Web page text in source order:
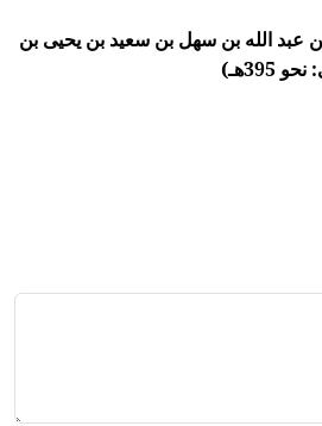
عبد الله بن سهل بن سعيد بن يحيى بن